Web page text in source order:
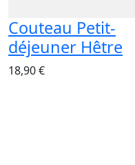
Couteau Petit-
déjeuner Hêtre
18,90 €